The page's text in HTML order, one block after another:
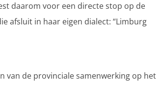
daarom voor een directe stop op de
afsluit in haar eigen dialect: “Limburg
van de provinciale samenwerking op het